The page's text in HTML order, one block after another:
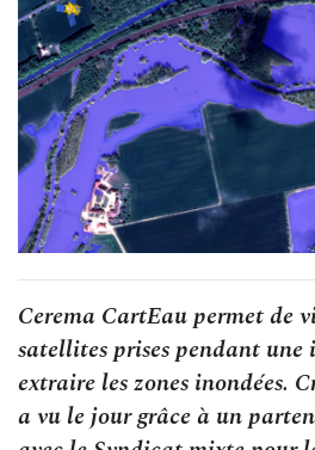
Cerema CartEau permet de
satellites prises pendant
extraire les zones inondées.
a vu le jour grâce à un